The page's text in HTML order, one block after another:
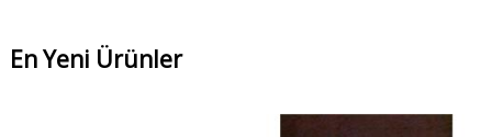
En Yeni Ürünler